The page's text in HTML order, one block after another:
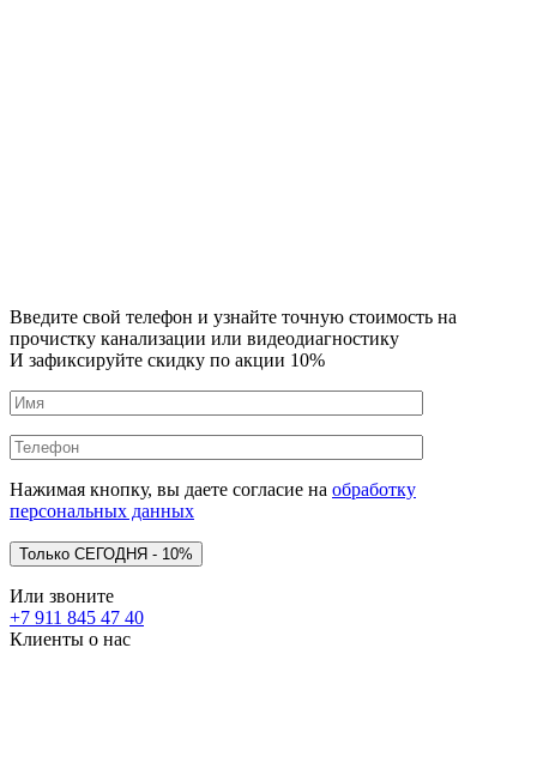
Введите свой телефон и узнайте точную стоимость на
прочистку канализации или видеодиагностику
И зафиксируйте скидку по акции 10%
Нажимая кнопку, вы даете согласие на обработку
персональных данных
Или звоните
+7 911 845 47 40
Клиенты о нас